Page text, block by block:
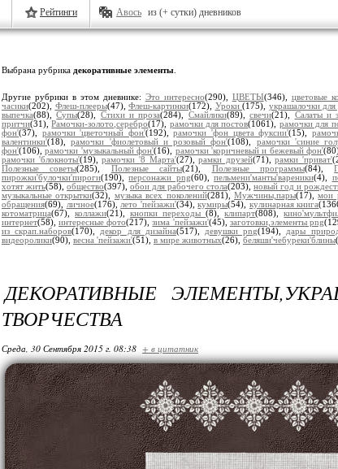
Рейтинги Авось из (+ сутки) дневников
Выбрана рубрика декоративные элементы
Другие рубрики в этом дневнике: Это интересно(290), ЦВЕТЫ(346), цветовые
часики(202), Флеш-плееры(47), Флеш-картинки(172), Уроки (175), украшалочки
выпечка(88),Супы(28), Стихи и проза(284), Смайлики(89),свечи(21), Салаты и
притчи(31),Рамочки-золото,серебро(17), рамочки для постов(1061), рамочки для
фон'(37), рамочки 'цветочный фон'(192),рамочки 'фон цвета фуксии'(15),
валентинки'(18),рамочки 'фиолетовый и розовый фон'(108), рамочки 'синие
фон'(106),рамочки 'музыкальный фон'(16), рамочки 'коричневый и бежевый фон'
рамочки 'блокноты'(19),рамочки '8 Марта'(27),рамки друзей(71),рамки 'приват'
Полезные советы(285), Полезные сайты(21), Полезные программы(84),
пирожки'булочки'пироги(190),персонажи png(60),пельмени'манты'вареники(4),
хотят жить(58), общество(397), обои для рабочего стола(203), новый год и
музыкальные открытки(32), музыка всех поколений(281), Мужчины,пары(17),мои
обращения(69), личное(176), лето 'пейзажи'(34),кумиры(54), кулинарная книга
котоматрица(67),коллажи(21),кнопки переходы(8),клипарт(808),
интернет(58),интересные фото(217),зима 'пейзажи'(45), заготовки,элементы png
из скрап.наборов(170), декор для дизайна(517), девушки png(194), дары
видеоролики(90), весна 'пейзажи'(51), в мире животных(26), беляши'чебуреки'блины
ДЕКОРАТИВНЫЕ
ТВОРЧЕСТВА
Среда, 30 Сентября 2015 г. 08:38 + в цитатник